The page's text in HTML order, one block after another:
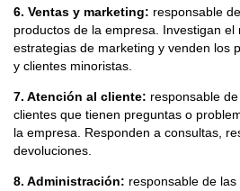
6. Ventas y marketing: responsable
productos de la empresa. Investigan el
estrategias de marketing y venden los
y clientes minoristas.
7. Atención al cliente: responsable
clientes que tienen preguntas o
la empresa. Responden a consultas,
devoluciones.
8. Administración: responsable de